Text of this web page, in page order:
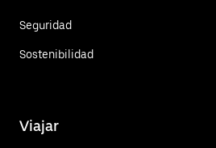
Seguridad
Sostenibilidad
Viajar